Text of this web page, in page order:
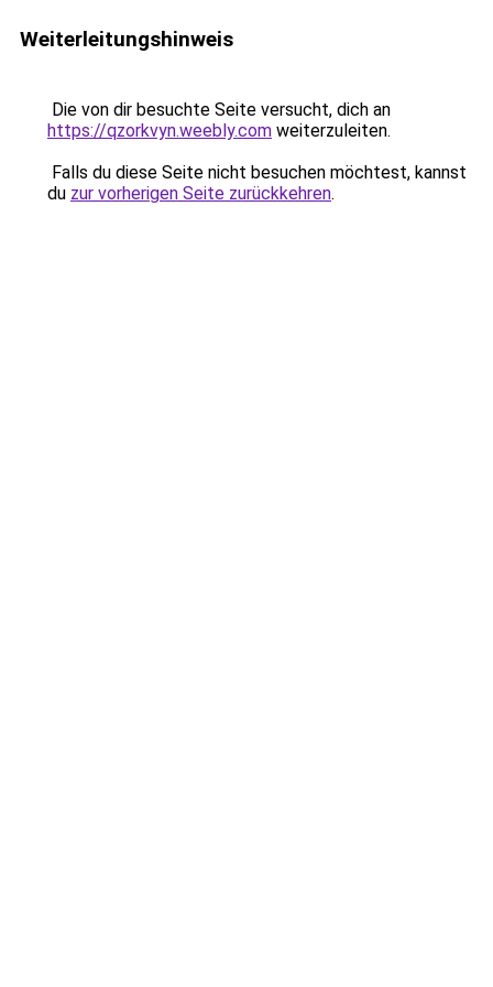
Weiterleitungshinweis
Die von dir besuchte Seite versucht, dich an
https://qzorkvyn.weebly.com weiterzuleiten.
Falls du diese Seite nicht besuchen möchtest, kannst
du zur vorherigen Seite zurückkehren.